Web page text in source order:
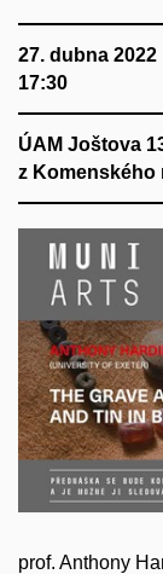
27. dubna 2022
17:30
ÚAM Joštova
z Komenského
prof. Anthony